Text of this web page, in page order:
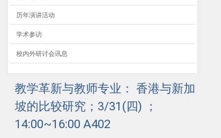
历年演讲活动
学术参访
校内外研讨会讯息
教学革新与教师专业： 香港与新加
坡的比较研究；3/31(四) ；
14:00~16:00 A402